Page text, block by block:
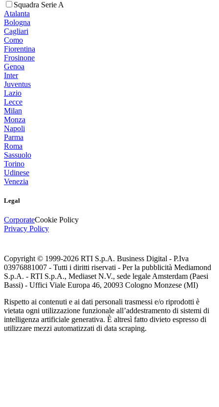
Squadra Serie A
Atalanta
Bologna
Cagliari
Como
Fiorentina
Frosinone
Genoa
Inter
Juventus
Lazio
Lecce
Milan
Monza
Napoli
Parma
Roma
Sassuolo
Torino
Udinese
Venezia
Legal
CorporateCookie Policy
Privacy Policy
Copyright © 1999-2026 RTI S.p.A. Business Digital - P.Iva
03976881007 - Tutti i diritti riservati - Per la pubblicità Mediamond
S.p.A. - RTI S.p.A., Mediaset N.V., sede legale Amsterdam (Paesi
Bassi) - Uffici Viale Europa 46, 20093 Cologno Monzese (MI)
Rispetto ai contenuti e ai dati personali trasmessi e/o riprodotti è
vietata ogni utilizzazione funzionale all’addestramento di sistemi di
intelligenza artificiale generativa. È altresì fatto divieto espresso di
utilizzare mezzi automatizzati di data scraping.